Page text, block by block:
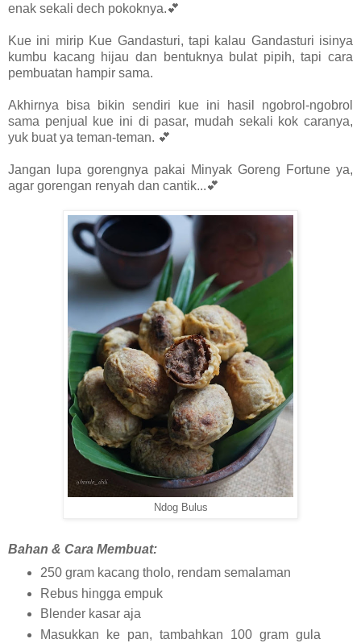
enak sekali dech pokoknya.💕
Kue ini mirip Kue Gandasturi, tapi kalau Gandasturi isinya
kumbu kacang hijau dan bentuknya bulat pipih, tapi cara
pembuatan hampir sama.
Akhirnya bisa bikin sendiri kue ini hasil ngobrol-ngobrol
sama penjual kue ini di pasar, mudah sekali kok caranya,
yuk buat ya teman-teman. 💕
Jangan lupa gorengnya pakai Minyak Goreng Fortune ya,
agar gorengan renyah dan cantik...💕
Ndog Bulus
Bahan & Cara Membuat:
250 gram kacang tholo, rendam semalaman
Rebus hingga empuk
Blender kasar aja
Masukkan ke pan, tambahkan 100 gram gula